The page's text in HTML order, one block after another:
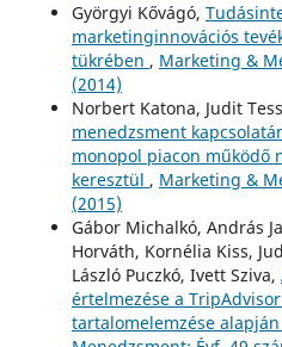
Györgyi Kővágó,
marketinginnovációs
tükrében , Marketing &
(2014)
Norbert Katona, Judit
menedzsment
monopol piacon működő
keresztül , Marketing &
(2015)
Gábor Michalkó, András
Horváth, Kornélia Kiss,
László Puczkó, Ivett Sziva,
értelmezése a
tartalomelemzése alapján